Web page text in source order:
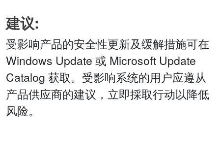
建议:
受影响产品的安全性更新及缓解措施可在
Windows Update 或 Microsoft Update
Catalog 获取。受影响系统的用户应遵从
产品供应商的建议，立即採取行动以降低
风险。